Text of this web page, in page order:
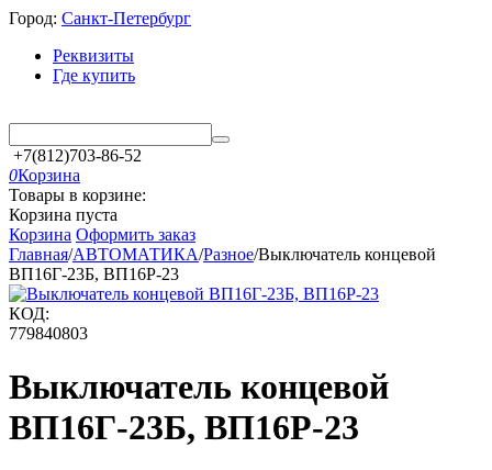
Город: Санкт-Петербург
Реквизиты
Где купить
+7(812)703-86-52
0Корзина
Товары в корзине:
Корзина пуста
Корзина Оформить заказ
Главная/АВТОМАТИКА/Разное/Выключатель концевой
ВП16Г-23Б, ВП16Р-23
КОД:
779840803
Выключатель концевой
ВП16Г-23Б, ВП16Р-23